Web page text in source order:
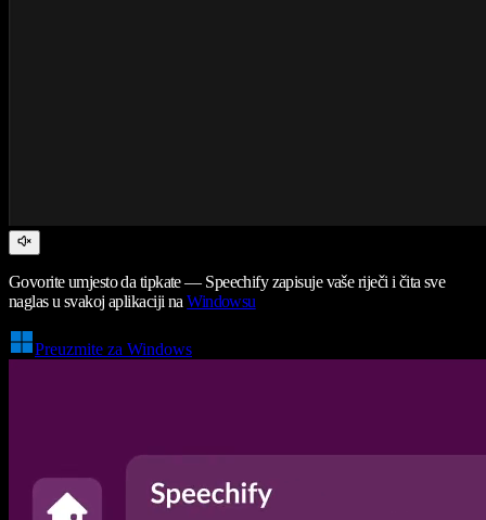
Govorite umjesto da tipkate — Speechify zapisuje vaše riječi i čita sve
naglas u svakoj aplikaciji naWindowsu
Preuzmite za Windows